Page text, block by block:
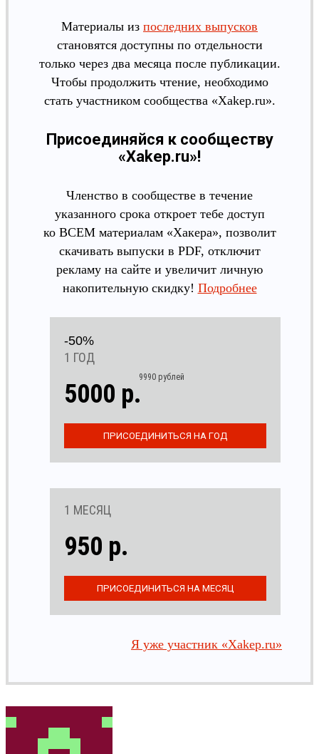
Материалы из последних выпусков
становятся доступны по отдельности
только через два месяца после публикации.
Чтобы продолжить чтение, необходимо
стать участником сообщества «Xakep.ru».
Присоединяйся к сообществу
«Xakep.ru»!
Членство в сообществе в течение
указанного срока откроет тебе доступ
ко ВСЕМ материалам «Хакера», позволит
скачивать выпуски в PDF, отключит
рекламу на сайте и увеличит личную
накопительную скидку! Подробнее
-50%
1 ГОД
9990 рублей
5000 р.
1 МЕСЯЦ
950 р.
Я уже участник «Xakep.ru»